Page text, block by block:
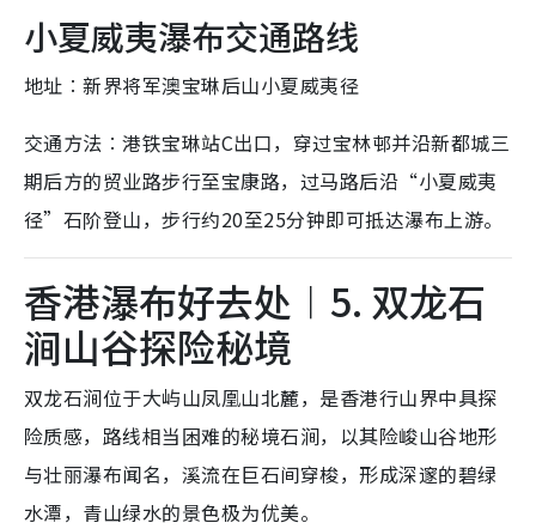
小夏威夷瀑布交通路线
地址︰新界将军澳宝琳后山小夏威夷径
交通方法︰港铁宝琳站C出口，穿过宝林邨并沿新都城三
期后方的贸业路步行至宝康路，过马路后沿“小夏威夷
径”石阶登山，步行约20至25分钟即可抵达瀑布上游。
香港瀑布好去处︱5. 双龙石
涧山谷探险秘境
双龙石涧位于大屿山凤凰山北麓，是香港行山界中具探
险质感，路线相当困难的秘境石涧，以其险峻山谷地形
与壮丽瀑布闻名，溪流在巨石间穿梭，形成深邃的碧绿
水潭，青山绿水的景色极为优美。